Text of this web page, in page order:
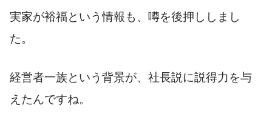
実家が裕福という情報も、噂を後押ししまし
た。
経営者一族という背景が、社長説に説得力を与
えたんですね。